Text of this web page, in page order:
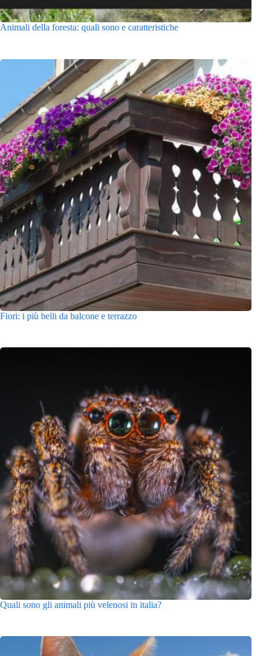
Animali della foresta: quali sono e caratteristiche
Fiori: i più belli da balcone e terrazzo
Quali sono gli animali più velenosi in italia?